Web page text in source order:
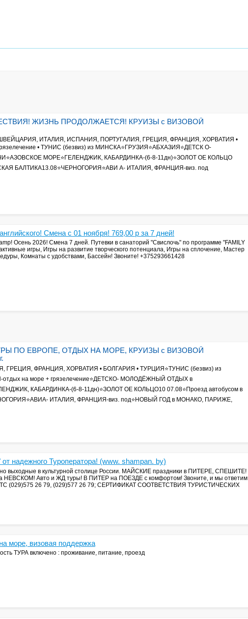
ЖИЗНЬ ПРОДОЛЖАЕТСЯ! КРУИЗЫ с ВИЗОВОЙ
ШВЕЙЦАРИЯ, ИТАЛИЯ, ИСПАНИЯ, ПОРТУГАЛИЯ, ГРЕЦИЯ, ФРАНЦИЯ, ХОРВАТИЯ •
• ТУНИС (безвиз) из МИНСКА⭐ГРУЗИЯ⭐АБХАЗИЯ⭐ДЕТСК О-
МОРЕ⭐ГЕЛЕНДЖИК, КАБАРДИНКА-(6-8-11дн)⭐ЗОЛОТ ОЕ КОЛЬЦО
БАЛТИКА13.08⭐ЧЕРНОГОРИЯ⭐АВИ А- ИТАЛИЯ, ФРАНЦИЯ-виз. под
Смена с 01 ноября! 769,00 р за 7 дней!
Осень 2026! Смена 7 дней. Путевки в санаторий "Свислочь" по программе "FAMILY
игры, Игры на развитие творческого потенциала, Игры на сплочение, Мастер
Комнаты с удобствами, Бассейн! Звоните! +375293661428
ПО ЕВРОПЕ, ОТДЫХ НА МОРЕ, КРУИЗЫ с ВИЗОВОЙ
ФРАНЦИЯ, ХОРВАТИЯ • БОЛГАРИЯ • ТУРЦИЯ⭐ТУНИС (безвиз) из
на море + грязелечение⭐ДЕТСКО- МОЛОДЁЖНЫЙ ОТДЫХ в
КАБАРДИНКА-(6-8-11дн)⭐ЗОЛОТ ОЕ КОЛЬЦО10 07.08⭐Проезд автобусом в
ИТАЛИЯ, ФРАНЦИЯ-виз. под⭐НОВЫЙ ГОД в МОНАКО, ПАРИЖЕ,
Туроператора! (www. shampan. by)
выходные в культурной столице России. МАЙСКИЕ праздники в ПИТЕРЕ, СПЕШИТЕ!
НЕВСКОМ! Авто и ЖД туры! В ПИТЕР на ПОЕЗДЕ с комфортом! Звоните, и мы ответим
(029)575 26 79, (029)577 26 79; СЕРТИФИКАТ СООТВЕТСТВИЯ ТУРИСТИЧЕСКИХ
море, визовая поддержка
ТУРА включено : проживание, питание, проезд